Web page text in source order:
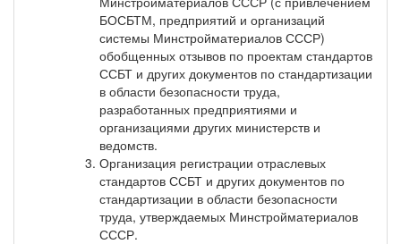
БОСБТМ, предприятий и организаций
системы Минстройматериалов СССР)
обобщенных отзывов по проектам стандартов
ССБТ и других документов по стандартизации
в области безопасности труда,
разработанных предприятиями и
организациями других министерств и
ведомств.
Организация регистрации отраслевых
стандартов ССБТ и других документов по
стандартизации в области безопасности
труда, утверждаемых Минстройматериалов
СССР.